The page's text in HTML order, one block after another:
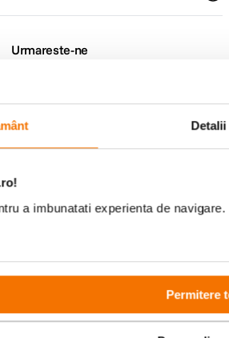
Detalii
a imbunatati experienta de
Permitere
Urmareste-ne